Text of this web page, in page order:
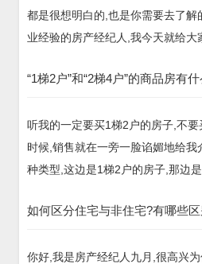
都是很想明白的,也是你需要去了解
业经验的房产经纪人,我今天就给大
“1梯2户”和“2梯4户”的商品房有
听我的一定要买1梯2户的房子,不
时候,销售就在一旁一脸谄媚地给我
种类型,这边是1梯2户的房子,那边是
如何区分住宅与非住宅?有哪些
你好,我是房产经纪人九月,很高兴